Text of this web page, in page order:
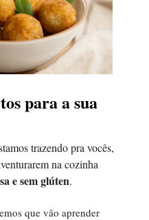
para a sua
trazendo pra vocês,
na cozinha
e sem glúten.
que vão aprender